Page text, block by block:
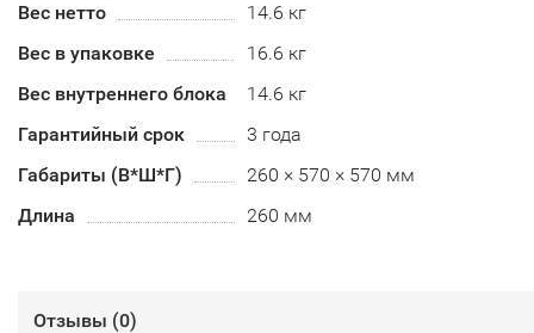
Вес нетто
14.6 кг
Вес в упаковке
16.6 кг
Вес внутреннего блока
14.6 кг
Гарантийный срок
3 года
Габариты (В*Ш*Г)
260 × 570 × 570 мм
Длина
260 мм
Отзывы (0)